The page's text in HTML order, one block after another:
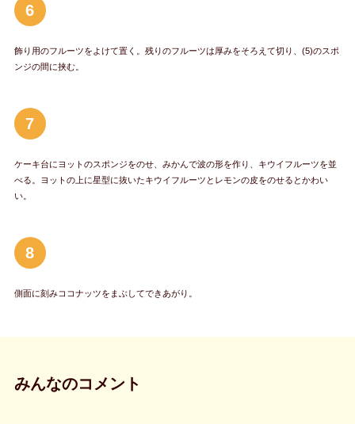
6
飾り用のフルーツをよけて置く。残りのフルーツは厚みをそろえて切り、(5)のスポ
ンジの間に挟む。
7
ケーキ台にヨットのスポンジをのせ、みかんで波の形を作り、キウイフルーツを並
べる。ヨットの上に星型に抜いたキウイフルーツとレモンの皮をのせるとかわい
い。
8
側面に刻みココナッツをまぶしてできあがり。
みんなのコメント